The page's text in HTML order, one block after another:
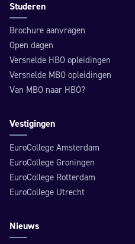
Studeren
Brochure aanvragen
Open dagen
Versnelde HBO opleidingen
Versnelde MBO opleidingen
Van MBO naar HBO?
Vestigingen
EuroCollege Amsterdam
EuroCollege Groningen
EuroCollege Rotterdam
EuroCollege Utrecht
Nieuws